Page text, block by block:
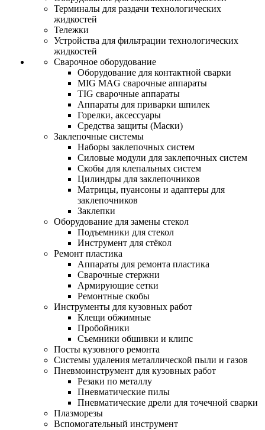
Терминалы для раздачи технологических
жидкостей
Тележки
Устройства для фильтрации технологических
жидкостей
Сварочное оборудование
Оборудование для контактной сварки
MIG MAG сварочные аппараты
TIG сварочные аппараты
Аппараты для приварки шпилек
Горелки, аксессуары
Средства защиты (Маски)
Заклепочные системы
Наборы заклепочных систем
Силовые модули для заклепочных систем
Скобы для клепальных систем
Цилиндры для заклепочников
Матрицы, пуансоны и адаптеры для
заклепочников
Заклепки
Оборудование для замены стекол
Подъемники для стекол
Инструмент для стёкол
Ремонт пластика
Аппараты для ремонта пластика
Сварочные стержни
Армирующие сетки
Ремонтные скобы
Инструменты для кузовных работ
Клещи обжимные
Пробойники
Съемники обшивки и клипс
Посты кузовного ремонта
Системы удаления металлической пыли и газов
Пневмоинструмент для кузовных работ
Резаки по металлу
Пневматические пилы
Пневматические дрели для точечной сварки
Плазморезы
Вспомогательный инструмент